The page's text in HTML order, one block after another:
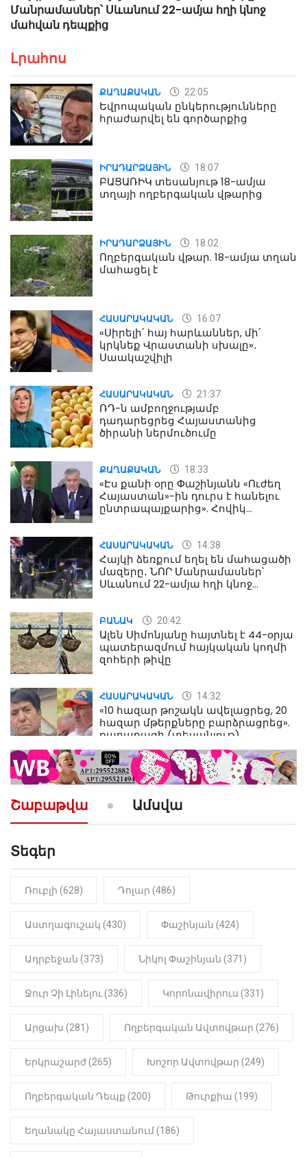
Մանրամասներ՝ Սևանում 22-ամյա հղի կնոջ
մահվան դեպքից
Լրահոս
ՔԱՂԱՔԱԿԱՆ 22:05
Եվրոպական ընկերությունները
հրաժարվել են գործարքից
ԻՐԱԴԱՐՁԱՅԻՆ 18:07
ԲԱՑԱՌԻԿ տեսանյութ 18-ամյա
տղայի ողբերգական վթարից
ԻՐԱԴԱՐՁԱՅԻՆ 18:02
Ողբերգական վթար. 18-ամյա տղան
մահացել է
ՀԱՍԱՐԱԿԱԿԱՆ 16:07
«Սիրելի՛ հայ հարևաններ, մի՛
կրկնեք Վրաստանի սխալը»․
Սաակաշվիլի
ՀԱՍԱՐԱԿԱԿԱՆ 21:37
ՌԴ-ն ամբողջությամբ
դադարեցրեց Հայաստանից
ծիրանի ներմուծումը
ՔԱՂԱՔԱԿԱՆ 18:33
«Էս քանի օրը Փաշինյանն «Ուժեղ
Հայաստան»-ին դուրս է հանելու
ընտրապայքարից». Հովիկ
ՀԱՍԱՐԱԿԱԿԱՆ 14:38
Հայկի ձեռքում եղել են մահացածի
մազերը․ ՆՈՐ Մանրամասներ՝
Սևանում 22-ամյա հղի կնոջ
ԲԱՆԱԿ 20:42
Ալեն Սիմոնյանը հայտնել է 44-օրյա
պատերազմում հայկական կողմի
զոհերի թիվը
ՀԱՍԱՐԱԿԱԿԱՆ 14:32
«10 հազար թոշակն ավելացրեց, 20
հազար մթերքները բարձրացրեց».
քաղաքացի (տեսանյութ)
ՔԱՂԱՔԱԿԱՆ 10:52
«Լեզվիդ տալու փոխարեն
արտաբերիր այս երկու
նախադասությունը»․ Իշխան
Նիկոլ Փաշինյան
ԻՐԱԴԱՐՁԱՅԻՆ 22:01
մանկապղծության համար
մարմինը
Շաբաթվա Ամսվա
Տեգեր
Ռուբլի (628) Դոլար (486)
Աստղագուշակ (430) Փաշինյան (424)
Ադրբեջան (373) Նիկոլ Փաշինյան (371)
Ջուր Չի Լինելու (336) Կորոնավիրուս (331)
Արցախ (281) Ողբերգական Ավտովթար (276)
Երկրաշարժ (265) Խոշոր Ավտովթար (249)
Ողբերգական Դեպք (200) Թուրքիա (199)
Եղանակը Հայաստանում (186)